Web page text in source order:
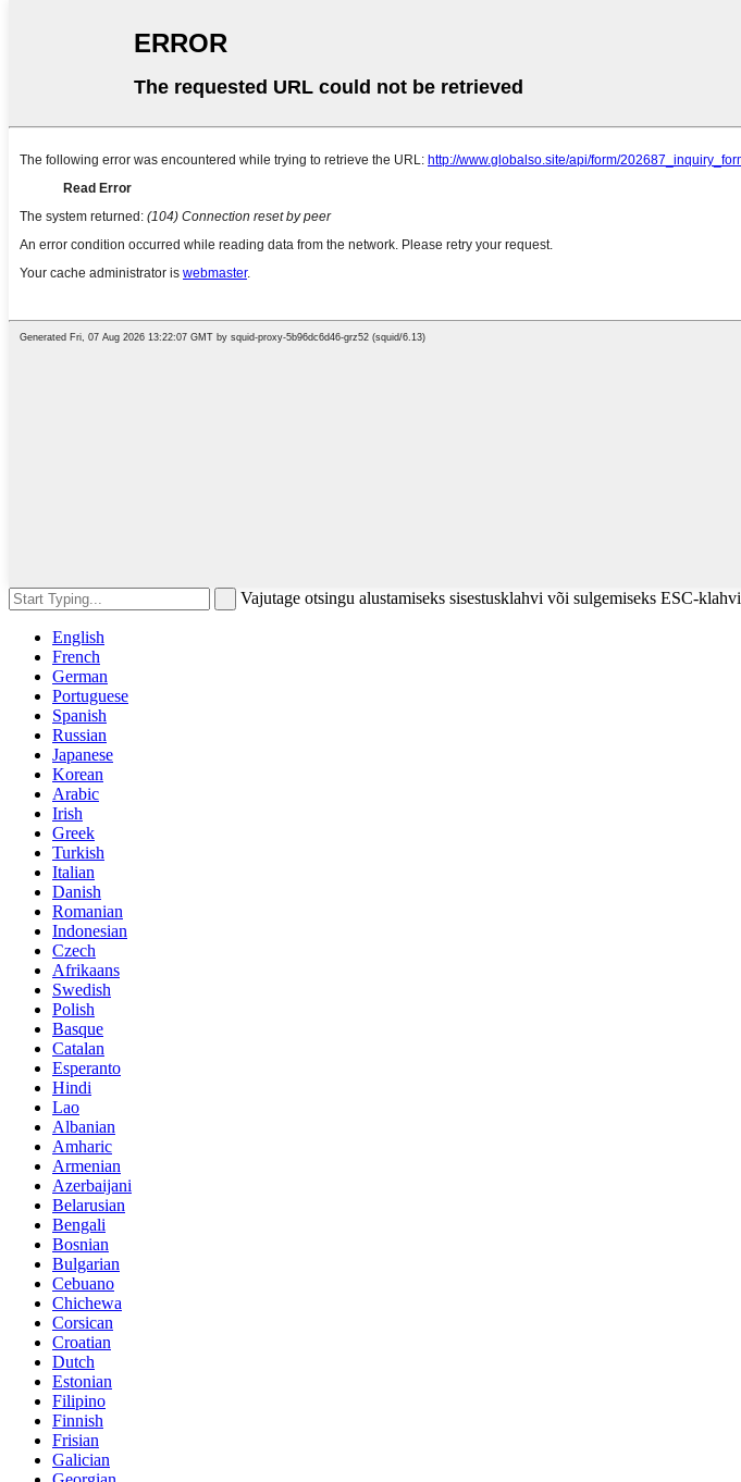
Vajutage otsingu alustamiseks sisestusklahvi või sulgemiseks ESC-klahvi
English
French
German
Portuguese
Spanish
Russian
Japanese
Korean
Arabic
Irish
Greek
Turkish
Italian
Danish
Romanian
Indonesian
Czech
Afrikaans
Swedish
Polish
Basque
Catalan
Esperanto
Hindi
Lao
Albanian
Amharic
Armenian
Azerbaijani
Belarusian
Bengali
Bosnian
Bulgarian
Cebuano
Chichewa
Corsican
Croatian
Dutch
Estonian
Filipino
Finnish
Frisian
Galician